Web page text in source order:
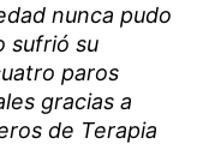
nunca pudo
sufrió su
paros
gracias a
de Terapia